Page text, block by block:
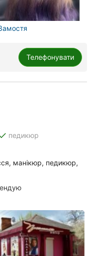
Телефонувати
педикюр
манікюр, педикюр,